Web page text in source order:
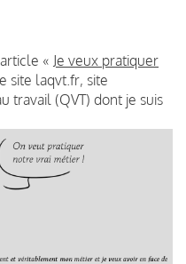
« Je veux pratiquer
site laqvt.fr, site
travail (QVT) dont je suis